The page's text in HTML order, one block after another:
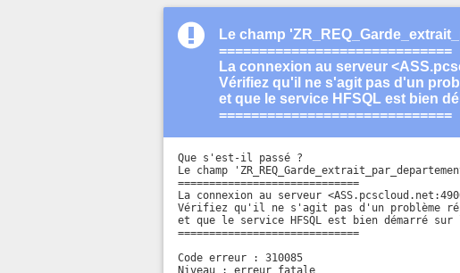
Le champ
=============================
La connexion au serveur
Vérifiez qu'il ne s'agit pas d'un
et que le service HFSQL est bien
=============================
Que s'est-il passé ?
Le champ
=============================
La connexion au serveur
Vérifiez qu'il ne s'agit pas d'un problème
et que le service HFSQL est bien démarré
=============================
Code erreur : 310085
Niveau : erreur fatale